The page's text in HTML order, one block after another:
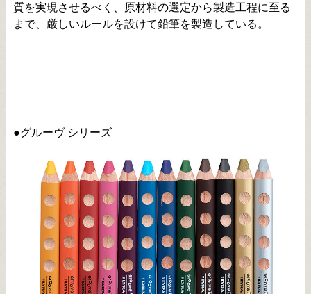
質を実現させるべく、原材料の選定から製造工程に至る
まで、厳しいルールを設けて鉛筆を製造している。
●グルーヴ シリーズ